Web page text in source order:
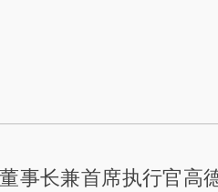
长兼首席执行官高